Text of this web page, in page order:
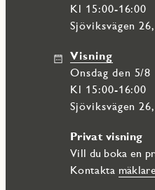
Kl 15:00-16:00
Sjöviksvägen
Visning
onsdag den 5/8
Kl 15:00-16:00
Sjöviksvägen
Privat visning
Vill du boka en
Kontakta